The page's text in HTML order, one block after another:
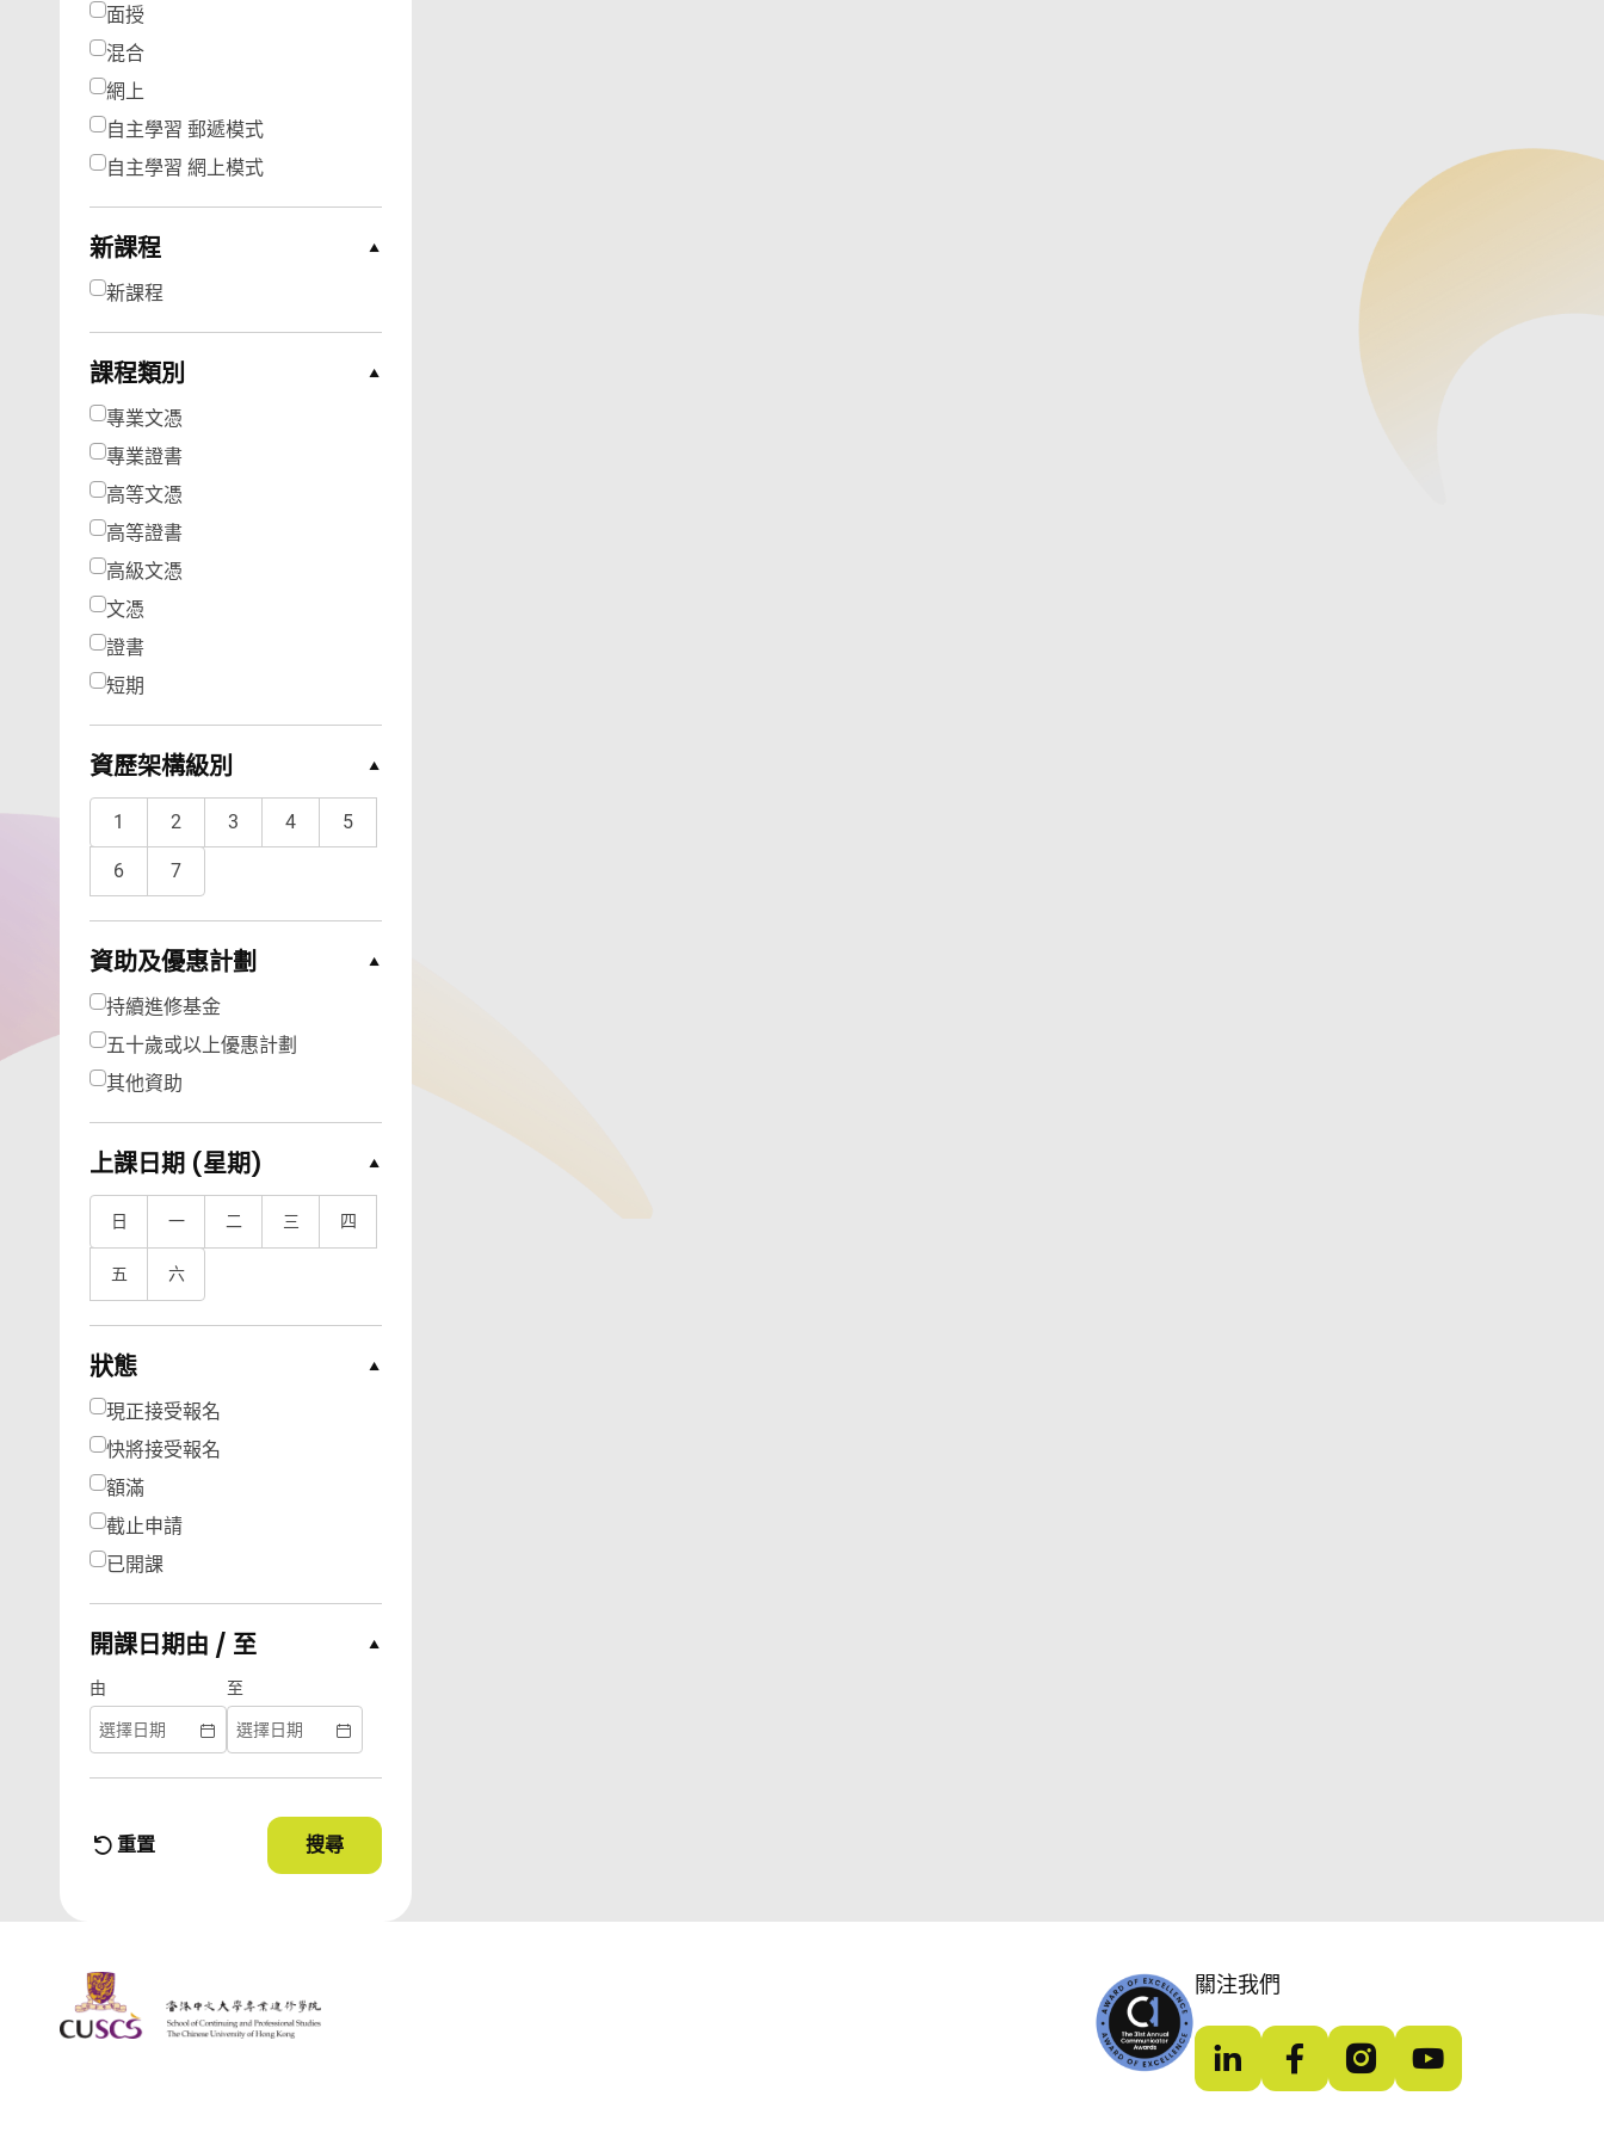
面授
混合
網上
自主學習 郵遞模式
自主學習 網上模式
新課程
Collapse Options
新課程
課程類別
Collapse Options
專業文憑
專業證書
高等文憑
高等證書
高級文憑
文憑
證書
短期
資歷架構級別
Collapse Options
1 2 3 4 5
6 7
資助及優惠計劃
Collapse Options
持續進修基金
五十歲或以上優惠計劃
其他資助
上課日期 (星期)
Collapse Options
日 一 二 三 四
五 六
狀態
Collapse Options
現正接受報名
快將接受報名
額滿
截止申請
已開課
開課日期由 / 至
Collapse Options
由 至
篩選條件
重置 使用篩選條件
搜尋
The Chinese Univeristy of hong Kong 關注我們
LinkedInFacebookInstagramYouTube